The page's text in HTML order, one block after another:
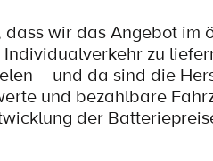
wir das Angebot
zu
– und da sind die
und bezahlbare
der